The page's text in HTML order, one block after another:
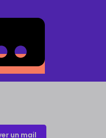
un mail